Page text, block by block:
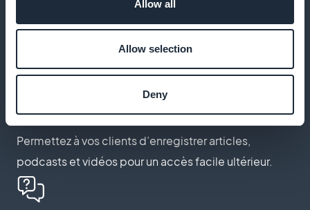
Allow all
Allow selection
Deny
Intégrez des tutoriels vidéo pour démontrer des
Permettez à vos clients d’enregistrer articles,
podcasts et vidéos pour un accès facile ultérieur.